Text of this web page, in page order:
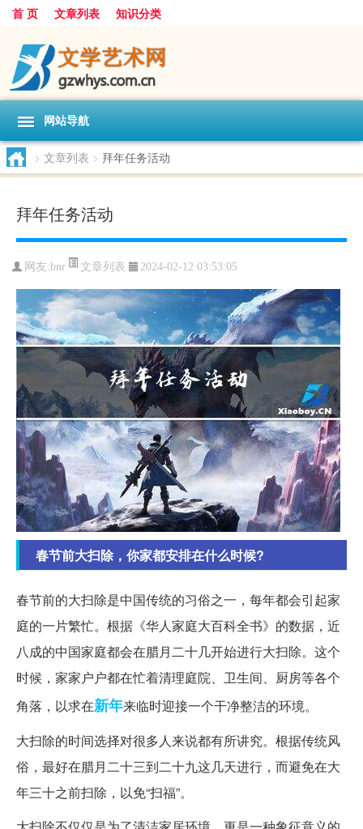
首 页 文章列表 知识分类
网站导航
> 文章列表 > 拜年任务活动
拜年任务活动
网友:bnr 文章列表 2024-02-12 03:53:05
春节前大扫除，你家都安排在什么时候?
春节前的大扫除是中国传统的习俗之一，每年都会引起家
庭的一片繁忙。根据《华人家庭大百科全书》的数据，近
八成的中国家庭都会在腊月二十几开始进行大扫除。这个
时候，家家户户都在忙着清理庭院、卫生间、厨房等各个
角落，以求在新年来临时迎接一个干净整洁的环境。
大扫除的时间选择对很多人来说都有所讲究。根据传统风
俗，最好在腊月二十三到二十九这几天进行，而避免在大
年三十之前扫除，以免“扫福”。